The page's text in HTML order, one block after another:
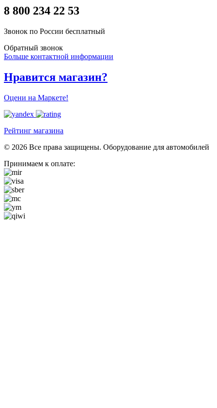
8 800 234 22 53
Звонок по России бесплатный
Обратный звонок
Больше контактной информации
Нравится магазин?
Оцени на Маркете!
Рейтинг магазина
© 2026 Все права защищены. Оборудование для автомобилей
Принимаем к оплате: